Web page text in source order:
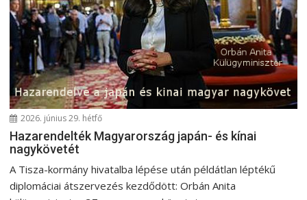
á
i
ó
2026. június 29. hétfő
Hazarendelték Magyarország japán- és kínai
nagykövetét
A Tisza-kormány hivatalba lépése után példátlan léptékű
diplomáciai átszervezés kezdődött: Orbán Anita